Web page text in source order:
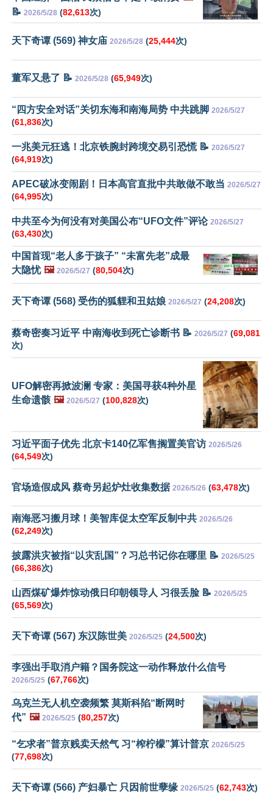
📝 2026/5/28 (82,613次)
天下奇谭 (569) 神女庙 2026/5/28 (25,444次)
董军又悬了 📝 2026/5/28 (65,949次)
“四方安全对话”关切东海和南海局势 中共跳脚 2026/5/27
(61,836次)
一兆美元狂逃！北京铁腕封跨境交易引恐慌 📝 2026/5/27
(64,919次)
APEC破冰变闹剧！日本高官直批中共敢做不敢当 2026/5/27
(64,995次)
中共至今为何没有对美国公布“UFO文件”评论 2026/5/27
(63,430次)
中国首现“老人多于孩子” “未富先老”成最
大隐忧 🖼️ 2026/5/27 (80,504次)
天下奇谭 (568) 受伤的狐貍和丑姑娘 2026/5/27 (24,208次)
蔡奇密奏习近平 中南海收到死亡诊断书 📝 2026/5/27 (69,081
次)
UFO解密再掀波澜 专家：美国寻获4种外星
生命遗骸 🖼️ 2026/5/27 (100,828次)
习近平面子优先 北京卡140亿军售搁置美官访 2026/5/26
(64,549次)
官场造假成风 蔡奇另起炉灶收集数据 2026/5/26 (63,478次)
南海恶习搬月球！美智库促太空军反制中共 2026/5/26
(62,249次)
披露洪灾被指“以灾乱国”？习总书记你在哪里 📝 2026/5/25
(66,386次)
山西煤矿爆炸惊动俄日印朝领导人 习很丢脸 📝 2026/5/25
(65,569次)
天下奇谭 (567) 东汉陈世美 2026/5/25 (24,500次)
李强出手取消户籍？国务院这一动作释放什么信号
2026/5/25 (67,766次)
乌克兰无人机空袭频繁 莫斯科陷“断网时
代” 🖼️ 2026/5/25 (80,257次)
“乞求者”普京贱卖天然气 习“榨柠檬”算计普京 2026/5/25
(77,698次)
天下奇谭 (566) 产妇暴亡 只因前世孽缘 2026/5/25 (62,743次)